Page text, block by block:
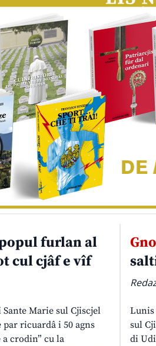
furlan al
cul cjâf e vîf
Marie sul Cjiscjel
ricuardâ i 50 agns
crodin” cu la
Lunis
sul
di